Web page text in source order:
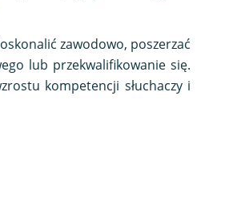
zawodowo, poszerzać
lub przekwalifikowanie się.
kompetencji słuchaczy i